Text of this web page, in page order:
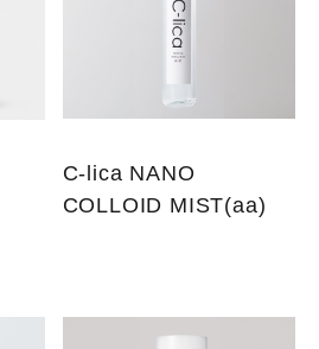
C-lica NANO
COLLOID MIST(aa)